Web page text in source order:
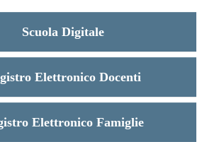
Scuola Digitale
Elettronico Docenti
Elettronico Famiglie